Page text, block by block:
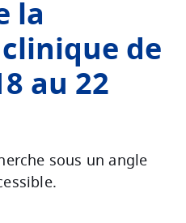
la
clinique de
au 22
sous un angle